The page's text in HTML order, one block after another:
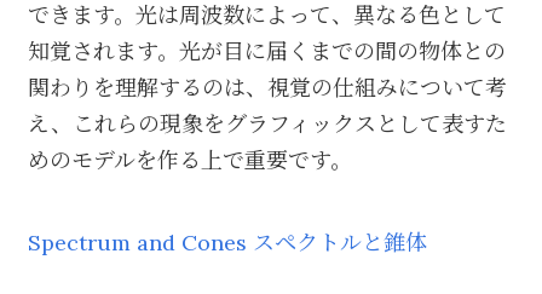
できます。光は周波数によって、異なる色として
知覚されます。光が目に届くまでの間の物体との
関わりを理解するのは、視覚の仕組みについて考
え、これらの現象をグラフィックスとして表すた
めのモデルを作る上で重要です。
Spectrum and Cones スペクトルと錐体